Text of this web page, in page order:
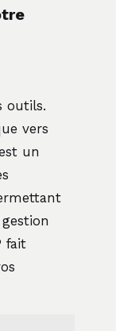
outils.
vers
un
fait